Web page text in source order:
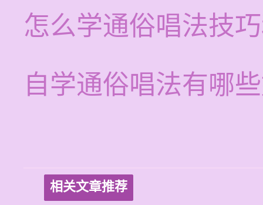
怎么学通俗唱法技
自学通俗唱法有哪
相关文章推荐